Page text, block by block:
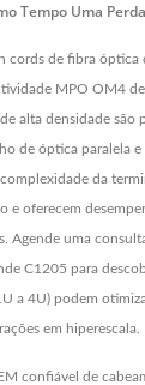
Tempo Uma
cords de fibra óptica
MPO OM4
alta densidade são
de óptica paralela
da
e oferecem
Agende uma
C1205 para
a 4U) podem
em hiperescala.
confiável de